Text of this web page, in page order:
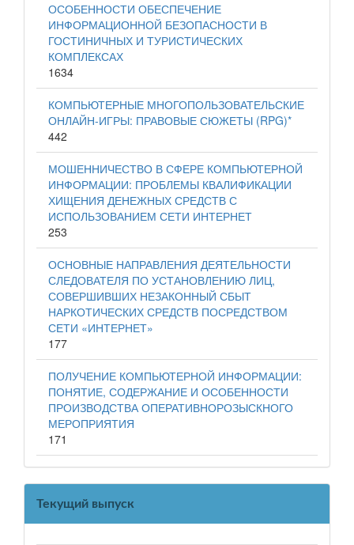
ОСОБЕННОСТИ ОБЕСПЕЧЕНИЕ
ИНФОРМАЦИОННОЙ БЕЗОПАСНОСТИ В
ГОСТИНИЧНЫХ И ТУРИСТИЧЕСКИХ
КОМПЛЕКСАХ
1634
КОМПЬЮТЕРНЫЕ МНОГОПОЛЬЗОВАТЕЛЬСКИЕ
ОНЛАЙН-ИГРЫ: ПРАВОВЫЕ СЮЖЕТЫ (RPG)*
442
МОШЕННИЧЕСТВО В СФЕРЕ КОМПЬЮТЕРНОЙ
ИНФОРМАЦИИ: ПРОБЛЕМЫ КВАЛИФИКАЦИИ
ХИЩЕНИЯ ДЕНЕЖНЫХ СРЕДСТВ С
ИСПОЛЬЗОВАНИЕМ СЕТИ ИНТЕРНЕТ
253
ОСНОВНЫЕ НАПРАВЛЕНИЯ ДЕЯТЕЛЬНОСТИ
СЛЕДОВАТЕЛЯ ПО УСТАНОВЛЕНИЮ ЛИЦ,
СОВЕРШИВШИХ НЕЗАКОННЫЙ СБЫТ
НАРКОТИЧЕСКИХ СРЕДСТВ ПОСРЕДСТВОМ
СЕТИ «ИНТЕРНЕТ»
177
ПОЛУЧЕНИЕ КОМПЬЮТЕРНОЙ ИНФОРМАЦИИ:
ПОНЯТИЕ, СОДЕРЖАНИЕ И ОСОБЕННОСТИ
ПРОИЗВОДСТВА ОПЕРАТИВНОРОЗЫСКНОГО
МЕРОПРИЯТИЯ
171
Текущий выпуск